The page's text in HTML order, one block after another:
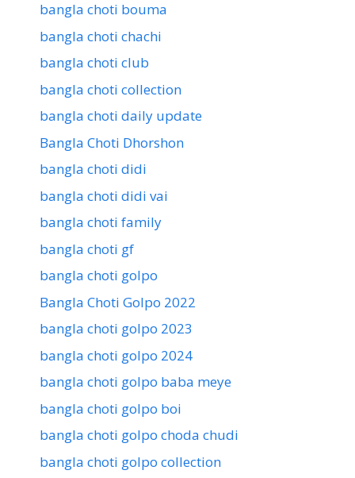
bangla choti bouma
bangla choti chachi
bangla choti club
bangla choti collection
bangla choti daily update
Bangla Choti Dhorshon
bangla choti didi
bangla choti didi vai
bangla choti family
bangla choti gf
bangla choti golpo
Bangla Choti Golpo 2022
bangla choti golpo 2023
bangla choti golpo 2024
bangla choti golpo baba meye
bangla choti golpo boi
bangla choti golpo choda chudi
bangla choti golpo collection